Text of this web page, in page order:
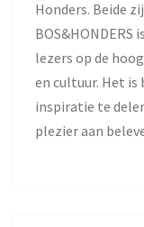
Honders. Beide
lezers op de
en cultuur. Het is
inspiratie te
plezier aan